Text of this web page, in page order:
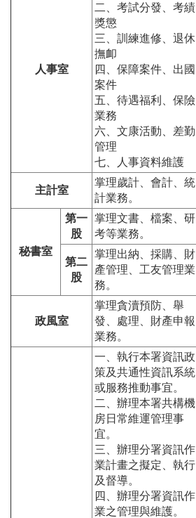
人事室
二、考試分發、考績
獎懲
三、訓練進修、退休
撫卹
四、保障案件、出國
案件
五、待遇福利、保險
業務
六、文康活動、差勤
管理
七、人事資料維護
主計室
掌理歲計、會計、統
計業務。
秘書室
第一
股
掌理文書、檔案、研
考等業務。
第二
股
掌理出納、採購、財
產管理、工友管理業
務。
政風室
掌理貪瀆預防、舉
發、處理、財產申報
業務。
一、執行本署資訊政
策及共通性資訊系統
或服務推動事宜。
二、辦理本署共構機
房日常維運管理事
宜。
三、辦理分署資訊作
業計畫之擬定、執行
及督導。
四、辦理分署資訊作
業之管理與維護。